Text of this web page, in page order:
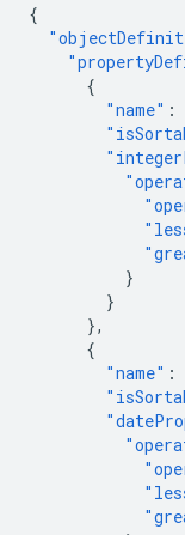
{
{
"name" :
}
}
},
{
"name" :